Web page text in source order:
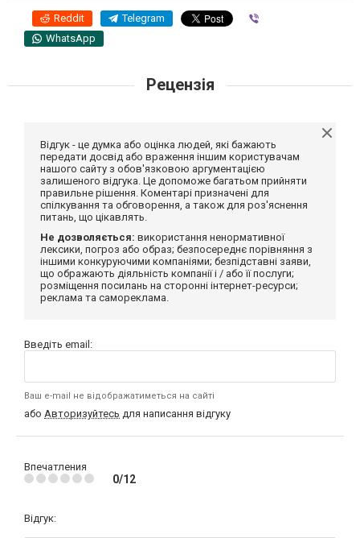
Reddit Telegram
WhatsApp
Рецензія
Відгук - це думка або оцінка людей, які бажають
передати досвід або враження іншим користувачам
нашого сайту з обов'язковою аргументацією
залишеного відгука. Це допоможе багатьом прийняти
правильне рішення. Коментарі призначені для
спілкування та обговорення, а також для роз'яснення
питань, що цікавлять.
Не дозволяється: використання ненормативної
лексики, погроз або образ; безпосереднє порівняння з
іншими конкуруючими компаніями; безпідставні заяви,
що ображають діяльність компанії і / або її послуги;
розміщення посилань на сторонні інтернет-ресурси;
реклама та самореклама.
Введіть email:
Ваш e-mail не відображатиметься на сайті
або Авторизуйтесь для написання відгуку
Впечатления
0/12
Відгук: